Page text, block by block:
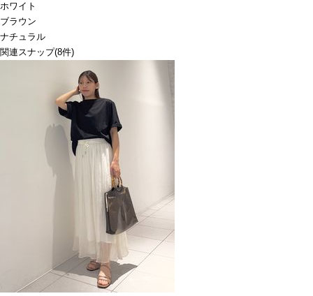
ホワイト
ブラウン
ナチュラル
関連スナップ(8件)